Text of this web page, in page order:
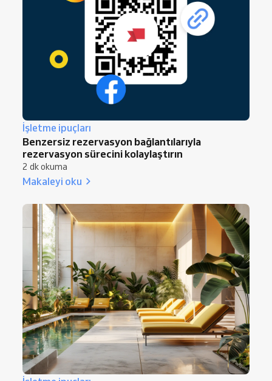
İşletme ipuçları
Benzersiz rezervasyon bağlantılarıyla
rezervasyon sürecini kolaylaştırın
2 dk okuma
Makaleyi oku